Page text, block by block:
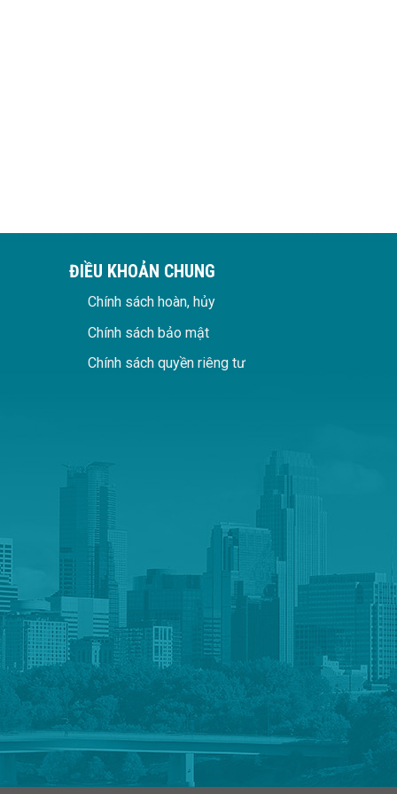
ĐIỀU KHOẢN CHUNG
Chính sách hoàn, hủy
Chính sách bảo mật
Chính sách quyền riêng tư